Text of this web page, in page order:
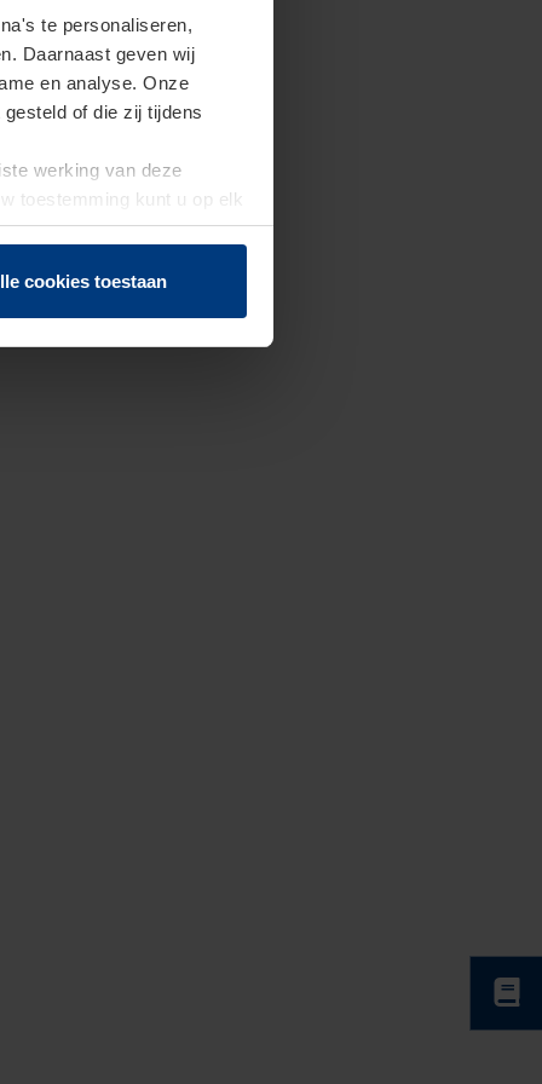
te personaliseren,
Daarnaast geven wij
en analyse. Onze
of die zij tijdens
werking van deze
toestemming kunt u op elk
herroepen.
cookies toestaan